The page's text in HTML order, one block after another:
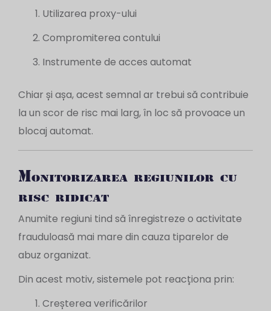
Utilizarea proxy-ului
Compromiterea contului
Instrumente de acces automat
Chiar și așa, acest semnal ar trebui să contribuie
la un scor de risc mai larg, în loc să provoace un
blocaj automat.
Monitorizarea regiunilor cu
risc ridicat
Anumite regiuni tind să înregistreze o activitate
frauduloasă mai mare din cauza tiparelor de
abuz organizat.
Din acest motiv, sistemele pot reacționa prin:
Creșterea verificărilor